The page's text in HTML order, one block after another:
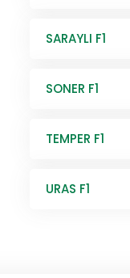
SARAYLI F1
SONER F1
TEMPER F1
URAS F1